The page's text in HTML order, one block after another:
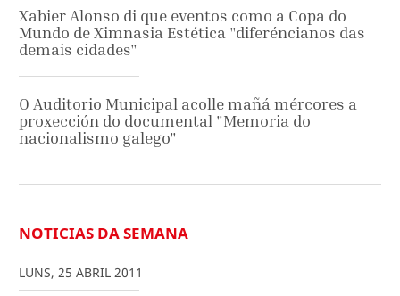
Xabier Alonso di que eventos como a Copa do
Mundo de Ximnasia Estética "diferéncianos das
demais cidades"
O Auditorio Municipal acolle mañá mércores a
proxección do documental "Memoria do
nacionalismo galego"
NOTICIAS DA SEMANA
LUNS, 25 ABRIL 2011